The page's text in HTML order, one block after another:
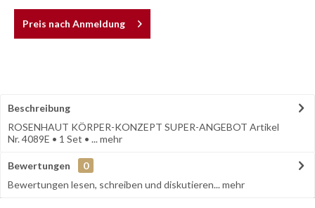
Preis nach Anmeldung
Beschreibung
ROSENHAUT KÖRPER-KONZEPT SUPER-ANGEBOT Artikel
Nr. 4089E • 1 Set • ...mehr
Bewertungen
0
Bewertungen lesen, schreiben und diskutieren...mehr